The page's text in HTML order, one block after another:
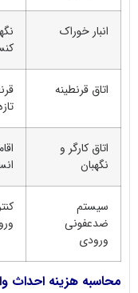
انبار خوراک
اتاق قرنطینه
اتاق کارگر و
نگهبان
سیستم
ضدعفونی
ورودی
محاسبه هزینه احداث